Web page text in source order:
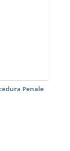
Penale